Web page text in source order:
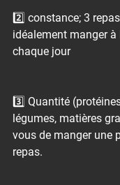
2️⃣ constance; 3
idéalement manger à
chaque jour
3️⃣ Quantité
légumes, matières
vous de manger une
repas.